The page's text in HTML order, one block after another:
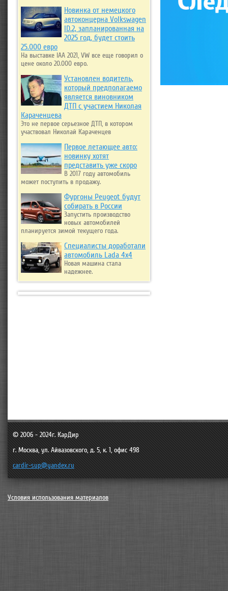
Новинка от немецкого
автоконцерна Volkswagen
ID.2, запланированная на
2025 год, будет стоить
25.000 евро
На выставке IAA 2021, VW все еще говорил о
цене около 20.000 евро.
Установлен водитель,
который предполагаемо
является виновником
ДТП с участием Николая
Караченцева
Это не первое серьезное ДТП, в котором
участвовал Николай Караченцев
Первое летающее авто:
новинку хотят
представить уже скоро
В 2017 году автомобиль
может поступить в продажу.
Фургоны Peugeot будут
собирать в России
Запустить производство
новых автомобилей
планируется зимой текущего года.
Специалисты доработали
автомобиль Lada 4x4
Новая машина стала
надежнее.
© 2006 - 2024г. КарДир
г. Москва, ул. Айвазовского, д. 5, к. 1, офис 498
cardir-sup@yandex.ru
Условия использования материалов